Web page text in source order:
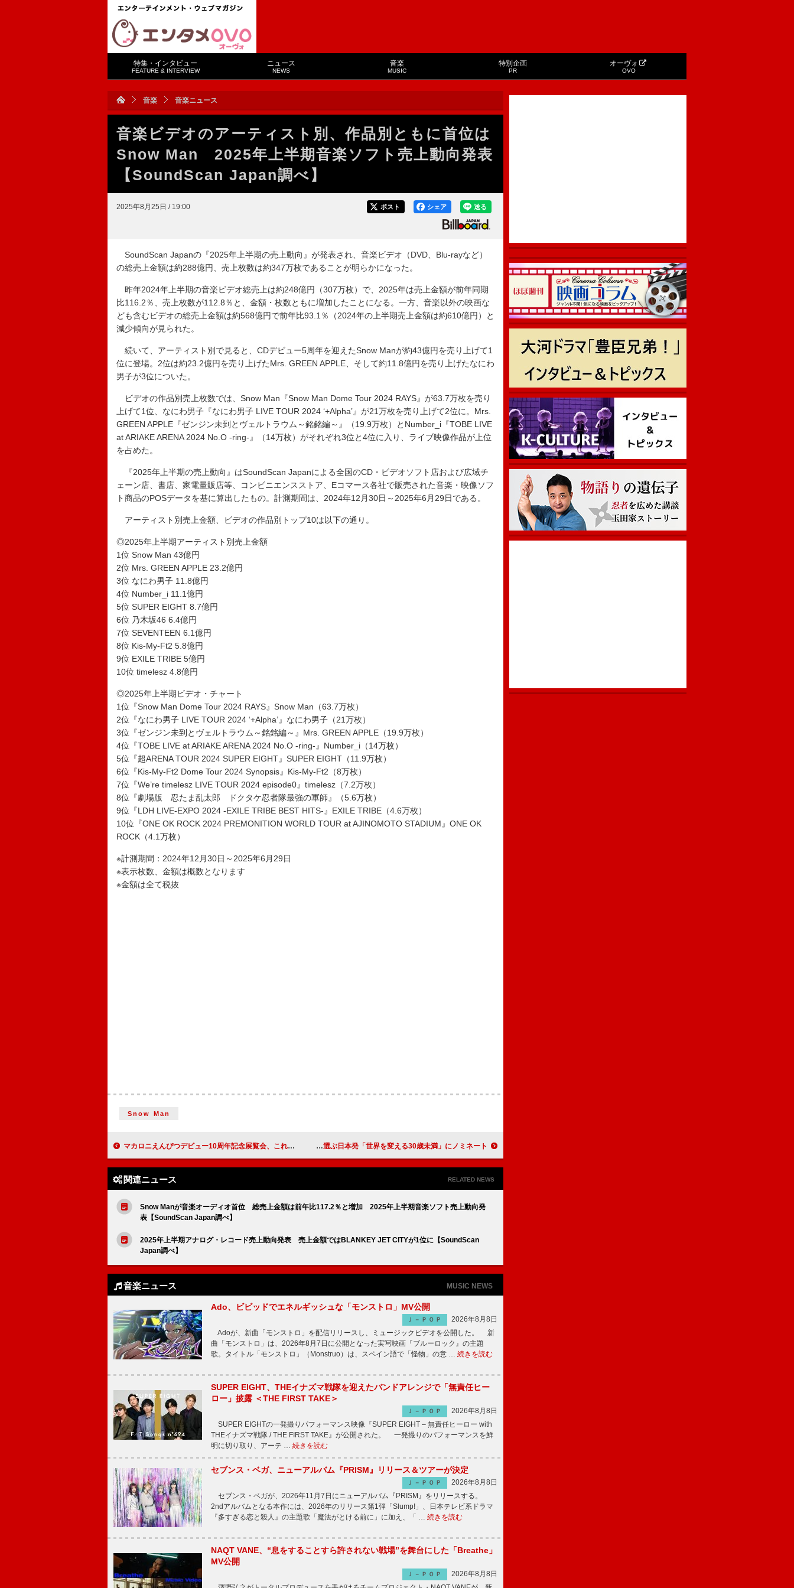
特集・インタビュー
FEATURE & INTERVIEW
ニュース
NEWS
音楽
MUSIC
特別企画
PR
オーヴォ
OVO
音楽 音楽ニュース
音楽ビデオのアーティスト別、作品別ともに首位は
Snow Man 2025年上半期音楽ソフト売上動向発表
【SoundScan Japan調べ】
2025年8月25日 / 19:00 送る
シェア
ポスト
SoundScan Japanの『2025年上半期の売上動向』が発表され、音楽ビデオ（DVD、Blu-rayなど）
の総売上金額は約288億円、売上枚数は約347万枚であることが明らかになった。
昨年2024年上半期の音楽ビデオ総売上は約248億円（307万枚）で、2025年は売上金額が前年同期
比116.2％、売上枚数が112.8％と、金額・枚数ともに増加したことになる。一方、音楽以外の映画な
ども含むビデオの総売上金額は約568億円で前年比93.1％（2024年の上半期売上金額は約610億円）と
減少傾向が見られた。
続いて、アーティスト別で見ると、CDデビュー5周年を迎えたSnow Manが約43億円を売り上げて1
位に登場。2位は約23.2億円を売り上げたMrs. GREEN APPLE、そして約11.8億円を売り上げたなにわ
男子が3位についた。
ビデオの作品別売上枚数では、Snow Man『Snow Man Dome Tour 2024 RAYS』が63.7万枚を売り
上げて1位、なにわ男子『なにわ男子 LIVE TOUR 2024 ‘+Alpha’』が21万枚を売り上げて2位に。Mrs.
GREEN APPLE『ゼンジン未到とヴェルトラウム～銘銘編～』（19.9万枚）とNumber_i『TOBE LIVE
at ARIAKE ARENA 2024 No.O -ring-』（14万枚）がそれぞれ3位と4位に入り、ライブ映像作品が上位
を占めた。
『2025年上半期の売上動向』はSoundScan Japanによる全国のCD・ビデオソフト店および広域チ
ェーン店、書店、家電量販店等、コンビニエンスストア、Eコマース各社で販売された音楽・映像ソフ
ト商品のPOSデータを基に算出したもの。計測期間は、2024年12月30日～2025年6月29日である。
アーティスト別売上金額、 ビデオの作品別トップ10は以下の通り。
◎2025年上半期アーティスト別売上金額
1位 Snow Man 43億円
2位 Mrs. GREEN APPLE 23.2億円
3位 なにわ男子 11.8億円
4位 Number_i 11.1億円
5位 SUPER EIGHT 8.7億円
6位 乃木坂46 6.4億円
7位 SEVENTEEN 6.1億円
8位 Kis-My-Ft2 5.8億円
9位 EXILE TRIBE 5億円
10位 timelesz 4.8億円
◎2025年上半期ビデオ・チャート
1位『Snow Man Dome Tour 2024 RAYS』Snow Man（63.7万枚）
2位『なにわ男子 LIVE TOUR 2024 ‘+Alpha’』なにわ男子（21万枚）
3位『ゼンジン未到とヴェルトラウム～銘銘編～』Mrs. GREEN APPLE（19.9万枚）
4位『TOBE LIVE at ARIAKE ARENA 2024 No.O -ring-』Number_i（14万枚）
5位『超ARENA TOUR 2024 SUPER EIGHT』SUPER EIGHT（11.9万枚）
6位『Kis-My-Ft2 Dome Tour 2024 Synopsis』Kis-My-Ft2（8万枚）
7位『We’re timelesz LIVE TOUR 2024 episode0』timelesz（7.2万枚）
8位『劇場版 忍たま乱太郎 ドクタケ忍者隊最強の軍師』（5.6万枚）
9位『LDH LIVE-EXPO 2024 -EXILE TRIBE BEST HITS-』EXILE TRIBE（4.6万枚）
10位『ONE OK ROCK 2024 PREMONITION WORLD TOUR at AJINOMOTO STADIUM』ONE OK
ROCK（4.1万枚）
※計測期間：2024年12月30日～2025年6月29日
※表示枚数、金額は概数となります
※金額は全て税抜
Snow Man
マカロニえんぴつデビュー10周年記念展覧会、これまでの歩みをクイズで振り返る f5ve、Forbes JAPANが選ぶ日本発「世界を変える30歳未満」にノミネート
関連ニュース RELATED NEWS
Snow Manが音楽オーディオ首位 総売上金額は前年比117.2％と増加 2025年上半期音楽ソフト売上動向発
表【SoundScan Japan調べ】
2025年上半期アナログ・レコード売上動向発表 売上金額ではBLANKEY JET CITYが1位に【SoundScan
Japan調べ】
音楽ニュース MUSIC NEWS
Ado、ビビッドでエネルギッシュな「モンストロ」MV公開
Ｊ－ＰＯＰ
2026年8月8日
Adoが、新曲「モンストロ」を配信リリースし、ミュージックビデオを公開した。 新
曲「モンストロ」は、2026年8月7日に公開となった実写映画『ブルーロック』の主題
歌。タイトル「モンストロ」（Monstruo）は、スペイン語で「怪物」の意 … 続きを読む
SUPER EIGHT、THEイナズマ戦隊を迎えたバンドアレンジで「無責任ヒー
ロー」披露 ＜THE FIRST TAKE＞
Ｊ－ＰＯＰ
2026年8月8日
SUPER EIGHTの一発撮りパフォーマンス映像『SUPER EIGHT – 無責任ヒーロー with
THEイナズマ戦隊 / THE FIRST TAKE』が公開された。 一発撮りのパフォーマンスを鮮
明に切り取り、アーテ … 続きを読む
セブンス・ベガ、ニューアルバム『PRISM』リリース＆ツアーが決定
Ｊ－ＰＯＰ
2026年8月8日
セブンス・ベガが、2026年11月7日にニューアルバム『PRISM』をリリースする。
2ndアルバムとなる本作には、2026年のリリース第1弾「Slump!」、日本テレビ系ドラマ
『多すぎる恋と殺人』の主題歌「魔法がとける前に」に加え、「 … 続きを読む
NAQT VANE、“息をすることすら許されない戦場”を舞台にした「Breathe」
MV公開
Ｊ－ＰＯＰ
2026年8月8日